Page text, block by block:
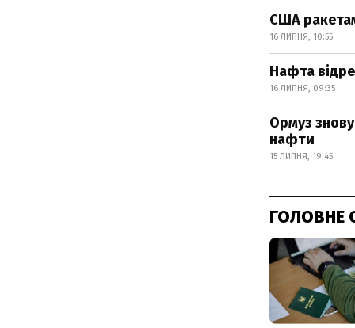
США
16 ЛИПНЯ, 10:55
Нафта
16 ЛИПНЯ, 09:35
Ормуз
нафти
15 ЛИПНЯ, 19:45
ГОЛОВНЕ